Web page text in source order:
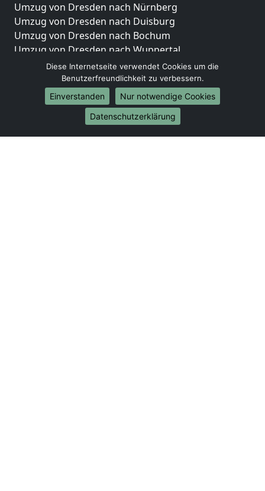
Umzug von Dresden nach Nürnberg
Umzug von Dresden nach Duisburg
Umzug von Dresden nach Bochum
Umzug von Dresden nach Wuppertal
Umzug von Dresden nach Bielefeld
Umzug von Dresden nach Bonn
Umzug von Dresden nach Münster
Internationale-Umzüge
Umzug von Dresden nach Brasilien
Diese Internetseite verwendet Cookies um die
Benutzerfreundlichkeit zu verbessern.
Einverstanden
Nur notwendige Cookies
Datenschutzerklärung